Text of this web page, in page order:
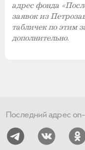
адрес фонда
заявок из
табличек по этим
дополнительно.
Последний адрес